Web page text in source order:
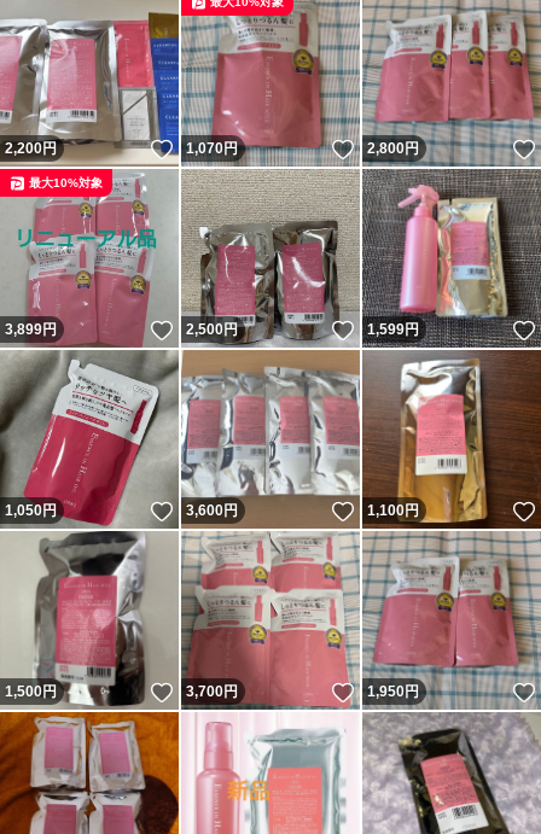
2,200円 いいね！
1,070円 いいね！
2,800円
3,899円 いいね！
最大10%対象
2,500円 いいね！
1,599円
1,050円 いいね！
3,600円 いいね！
1,100円
1,500円 いいね！
3,700円 いいね！
1,950円